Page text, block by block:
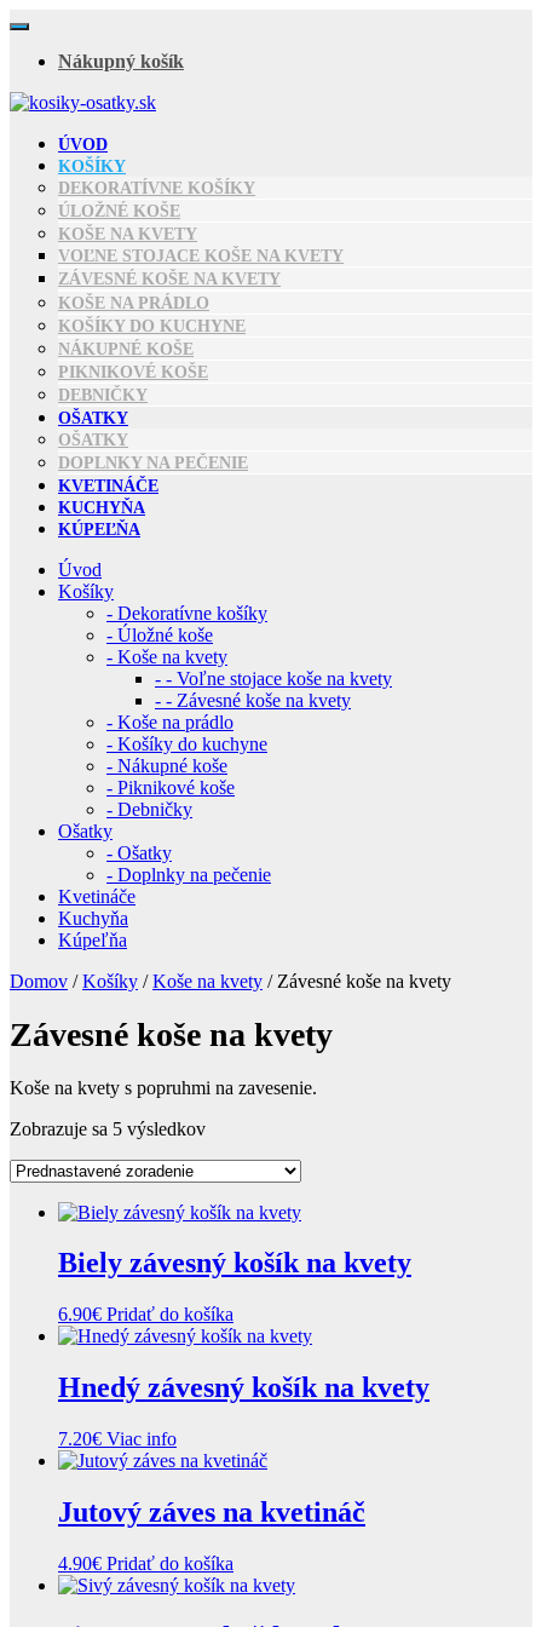
Skip
contentNákupný košík
ÚVOD
KOŠÍKY
DEKORATÍVNE KOŠÍKY
ÚLOŽNÉ KOŠE
KOŠE NA KVETY
VOĽNE STOJACE KOŠE NA KVETY
ZÁVESNÉ KOŠE NA KVETY
KOŠE NA PRÁDLO
KOŠÍKY DO KUCHYNE
NÁKUPNÉ KOŠE
PIKNIKOVÉ KOŠE
DEBNIČKY
OŠATKY
OŠATKY
DOPLNKY NA PEČENIE
KVETINÁČE
KUCHYŇA
KÚPEĽŇA
Úvod
Košíky
- Dekoratívne košíky
- Úložné koše
- Koše na kvety
- - Voľne stojace koše na kvety
- - Závesné koše na kvety
- Koše na prádlo
- Košíky do kuchyne
- Nákupné koše
- Piknikové koše
- Debničky
Ošatky
- Ošatky
- Doplnky na pečenie
Kvetináče
Kuchyňa
Kúpeľňa
Domov /Košíky /Koše na kvety / Závesné koše na kvety
Závesné koše na kvety
Koše na kvety s popruhmi na zavesenie.
Zobrazuje sa 5 výsledkov
Biely závesný košík na kvety
6.90€ Pridať do košíka
Hnedý závesný košík na kvety
7.20€ Viac info
Jutový záves na kvetináč
4.90€ Pridať do košíka